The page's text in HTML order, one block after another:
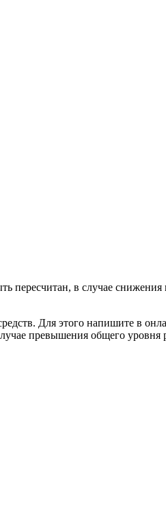
пересчитан, в случае
Для этого напишите в
превышения общего